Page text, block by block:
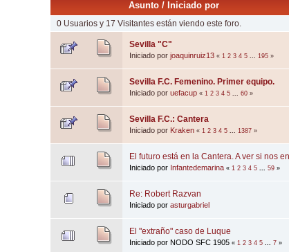
Asunto /Iniciado por
0 Usuarios y 17 Visitantes están viendo este foro.
Sevilla "C"
Iniciado porjoaquinruiz13 « 1 2 3 4 5 195 »
Sevilla F.C. Femenino. Primer equipo.
Iniciado poruefacup « 1 2 3 4 5 ...60 »
Sevilla F.C.: Cantera
Iniciado por Kraken « 1 2 3 4 5 1387 »
El futuro está en la Cantera. A ver si nos
Iniciado por Infantedemarina «1 2 3 4 5 ...59 »
Re: Robert Razvan
Iniciado porasturgabriel
El "extraño" caso de Luque
Iniciado por NODO SFC 1905«1 2 3 4 5 ...7 »